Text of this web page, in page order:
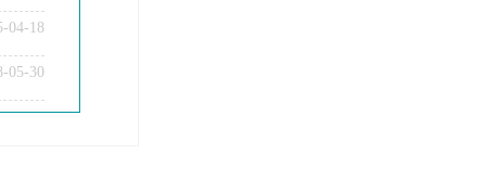
04-18
05-30
师资格证面试题型考核内容？
师资格证普通话要求？